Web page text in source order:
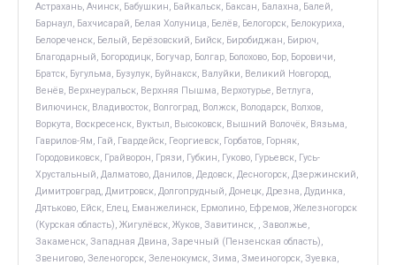
Астрахань, Ачинск, Бабушкин, Байкальск, Баксан, Балахна, Балей,
Барнаул, Бахчисарай, Белая Холуница, Белёв, Белогорск, Белокуриха,
Белореченск, Белый, Берёзовский, Бийск, Биробиджан, Бирюч,
Благодарный, Богородицк, Богучар, Болгар, Болохово, Бор, Боровичи,
Братск, Бугульма, Бузулук, Буйнакск, Валуйки, Великий Новгород,
Венёв, Верхнеуральск, Верхняя Пышма, Верхотурье, Ветлуга,
Вилючинск, Владивосток, Волгоград, Волжск, Володарск, Волхов,
Воркута, Воскресенск, Вуктыл, Высоковск, Вышний Волочёк, Вязьма,
Гаврилов-Ям, Гай, Гвардейск, Георгиевск, Горбатов, Горняк,
Городовиковск, Грайворон, Грязи, Губкин, Гуково, Гурьевск, Гусь-
Хрустальный, Далматово, Данилов, Дедовск, Десногорск, Дзержинский,
Димитровград, Дмитровск, Долгопрудный, Донецк, Дрезна, Дудинка,
Дятьково, Ейск, Елец, Еманжелинск, Ермолино, Ефремов, Железногорск
(Курская область), Жигулёвск, Жуков, Завитинск, , Заволжье,
Закаменск, Западная Двина, Заречный (Пензенская область),
Звенигово, Зеленогорск, Зеленокумск, Зима, Змеиногорск, Зуевка,